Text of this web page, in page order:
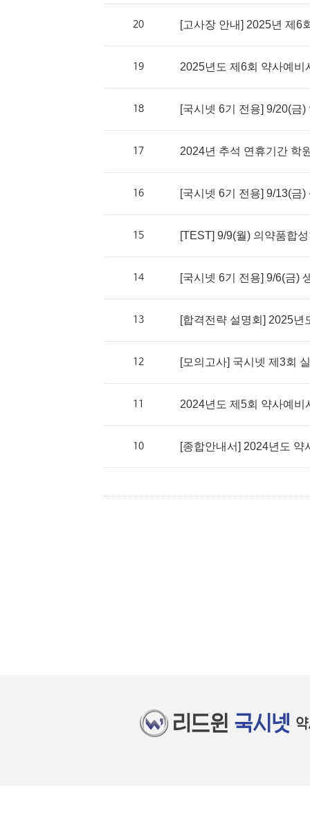
20 [고사장 안내] 2025년 제6
19 2025년도 제6회 약사예비
18 [국시넷 6기 전용] 9/20(금
17 2024년 추석 연휴기간 학
16 [국시넷 6기 전용] 9/13(금
15 [TEST] 9/9(월) 의약품합
14 [국시넷 6기 전용] 9/6(금)
13 [합격전략 설명회] 2025년
12 [모의고사] 국시넷 제3회
11 2024년도 제5회 약사예비
10 [종합안내서] 2024년도 약